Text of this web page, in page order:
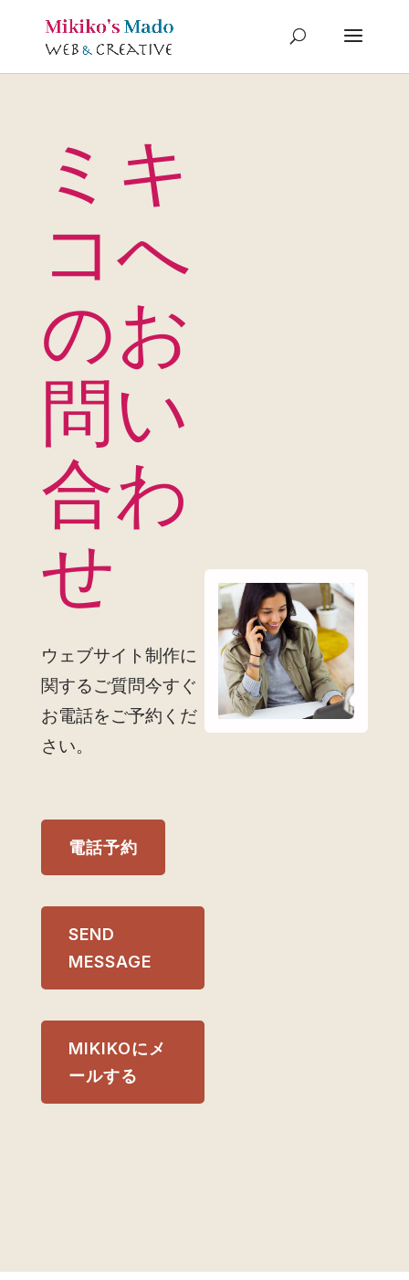
ミキ
コへ
のお
問い
合わ
せ
ウェブサイト制作に
関するご質問今すぐ
お電話をご予約くだ
さい。
電話予約
SEND
MESSAGE
MIKIKOにメ
ールする